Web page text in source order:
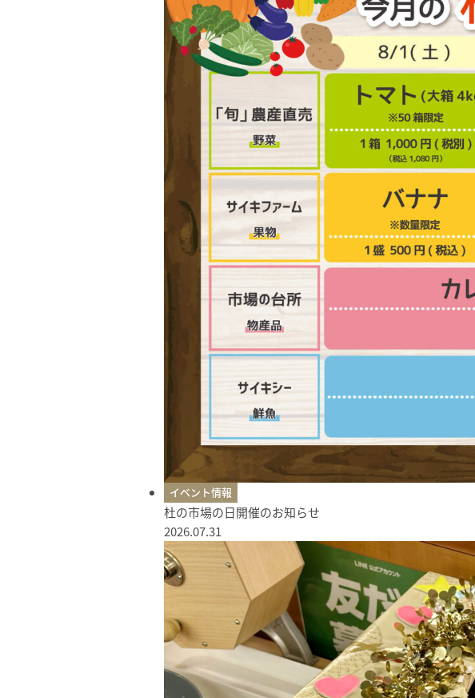
イベント情報
杜の市場の日開催のお知らせ
2026.07.31